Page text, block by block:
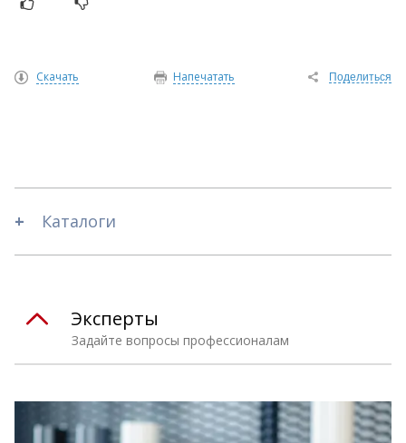
Поделиться
Напечатать
Скачать
Каталоги
Задайте вопросы профессионалам
Эксперты